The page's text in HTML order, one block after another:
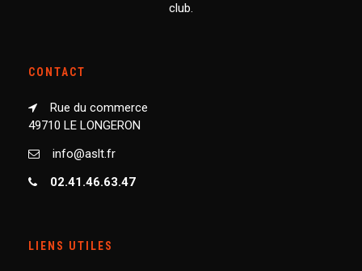
club.
CONTACT
Rue du commerce
49710 LE LONGERON
info@aslt.fr
02.41.46.63.47
LIENS UTILES